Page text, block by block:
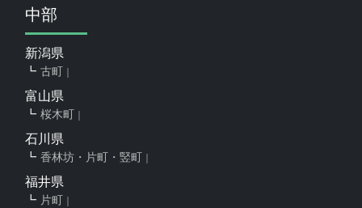
中部
新潟県
古町
富山県
桜木町
石川県
香林坊・片町・竪町
福井県
片町